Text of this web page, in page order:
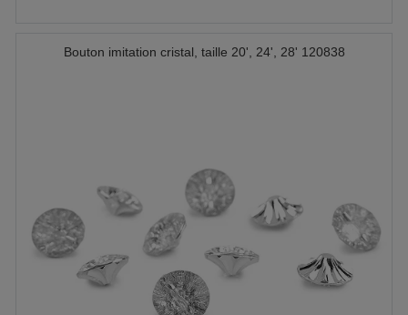
Bouton imitation cristal, taille 20', 24', 28' 120838